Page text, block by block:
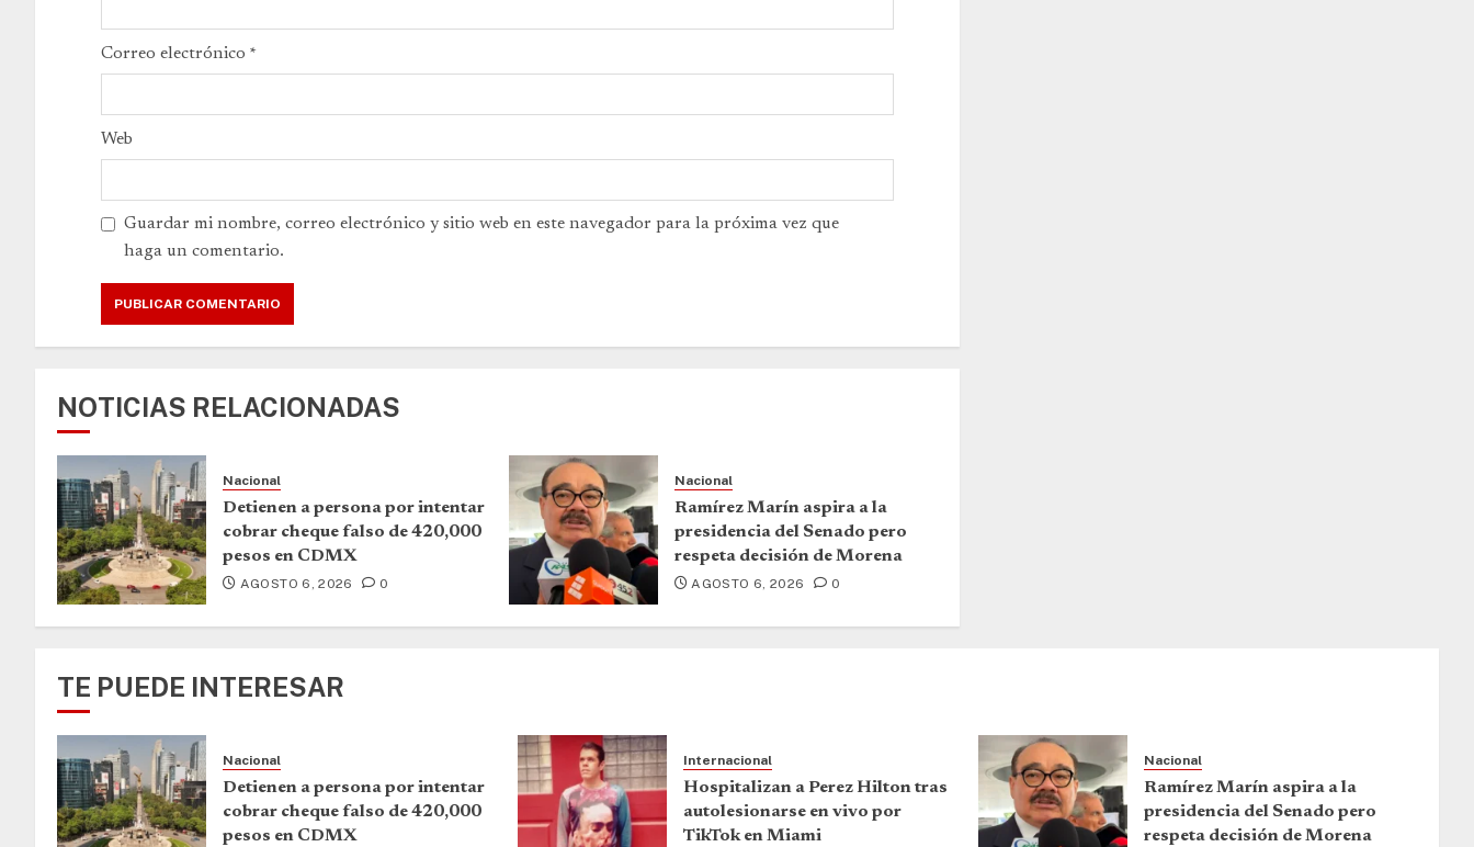
Correo electrónico *
Web
Guardar mi nombre, correo electrónico y sitio web en este navegador para la próxima vez que
haga un comentario.
NOTICIAS RELACIONADAS
Nacional
Detienen a persona por intentar
cobrar cheque falso de 420,000
pesos en CDMX
AGOSTO 6, 2026 0
Nacional
Ramírez Marín aspira a la
presidencia del Senado pero
respeta decisión de Morena
AGOSTO 6, 2026 0
TE PUEDE INTERESAR
Nacional
Detienen a persona por intentar
cobrar cheque falso de 420,000
pesos en CDMX
Internacional
Hospitalizan a Perez Hilton tras
autolesionarse en vivo por
TikTok en Miami
Nacional
Ramírez Marín aspira a la
presidencia del Senado pero
respeta decisión de Morena